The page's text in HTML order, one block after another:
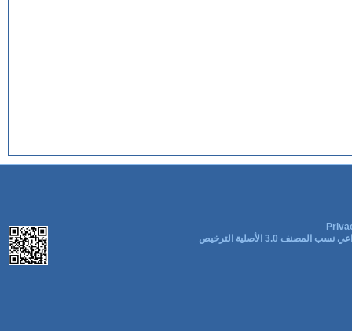
المصنف 3.0 الأصلية الترخيص